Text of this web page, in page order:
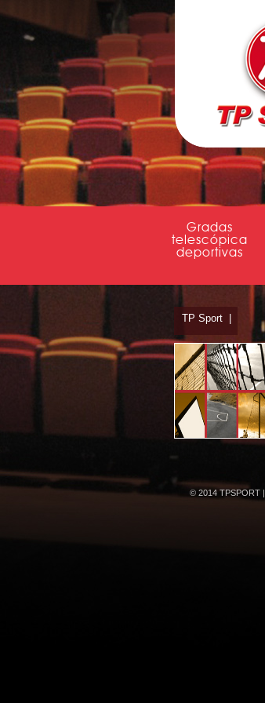
Gradas
telescópica
deportivas
TP Sport
© 2014 TPSPORT |